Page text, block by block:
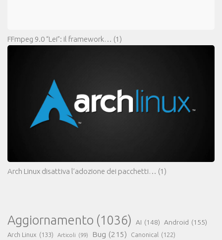
FFmpeg 9.0 “Lei”: il framework… (1)
Arch Linux disattiva l’adozione dei pacchetti… (1)
Aggiornamento (1036) AI (148) Android (155)
Arch Linux (133) Articoli (99) Bug (215) Canonical (122)